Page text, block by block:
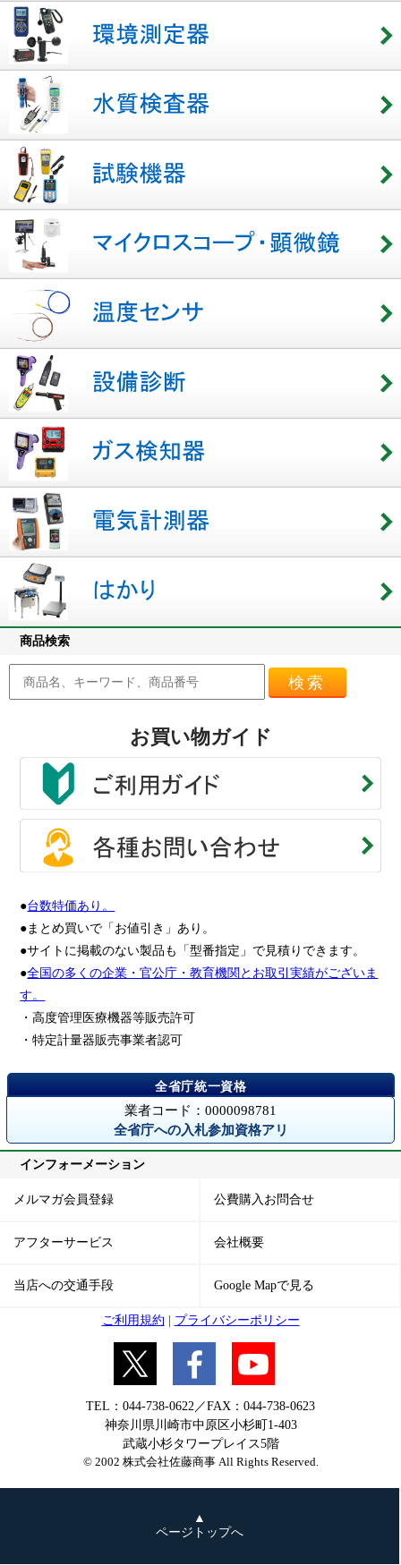
商品検索
検索
お買い物ガイド
●台数特価あり。
●まとめ買いで「お値引き」あり。
●サイトに掲載のない製品も「型番指定」で見積りできます。
●全国の多くの企業・官公庁・教育機関とお取引実績がございま
す。
・高度管理医療機器等販売許可
・特定計量器販売事業者認可
業者コード：0000098781
全省庁への入札参加資格アリ
インフォーメーション
メルマガ会員登録 公費購入お問合せ
アフターサービス 会社概要
当店への交通手段 Google Mapで見る
ご利用規約 プライバシーポリシー
TEL：044-738-0622／FAX：044-738-0623
神奈川県川崎市中原区小杉町1-403
武蔵小杉タワープレイス5階
© 2002 株式会社佐藤商事 All Rights Reserved.
▲
ページトップへ